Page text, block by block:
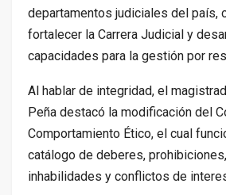
departamentos judiciales del país,
fortalecer la Carrera Judicial y
capacidades para la gestión por
Al hablar de integridad, el
Peña destacó la modificación del
Comportamiento Ético, el cual
catálogo de deberes,
inhabilidades y conflictos de